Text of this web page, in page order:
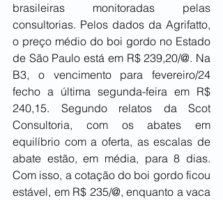
brasileiras monitoradas pelas
consultorias. Pelos dados da Agrifatto,
o preço médio do boi gordo no Estado
de São Paulo está em R$ 239,20/@. Na
B3, o vencimento para fevereiro/24
fecho a última segunda-feira em R$
240,15. Segundo relatos da Scot
Consultoria, com os abates em
equilíbrio com a oferta, as escalas de
abate estão, em média, para 8 dias.
Com isso, a cotação do boi gordo ficou
estável, em R$ 235/@, enquanto a vaca